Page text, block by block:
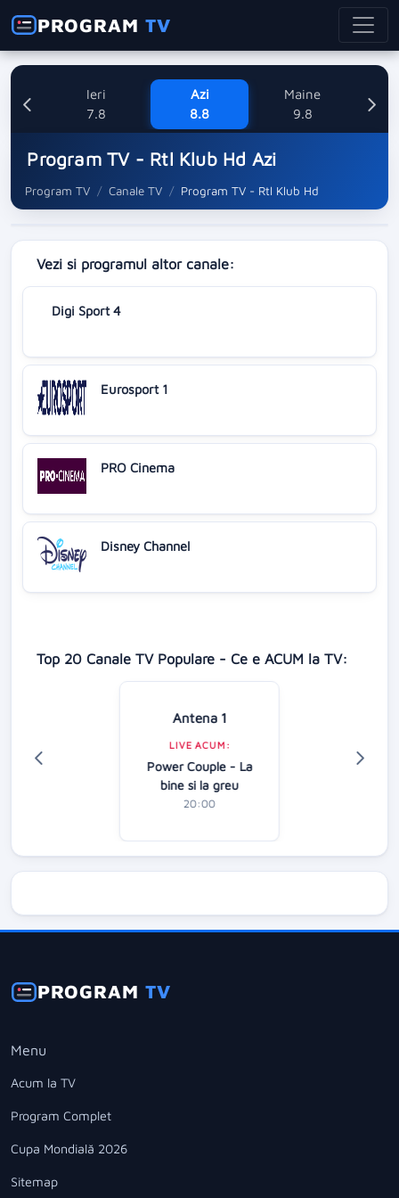
PROGRAMTV
Ieri
7.8
Azi
8.8
Maine
9.8
Program TV - Rtl Klub Hd Azi
Program TV Canale TV Program TV - Rtl Klub Hd
Vezi si programul altor canale:
Digi Sport 4
Eurosport 1
PRO Cinema
Disney Channel
Top 20 Canale TV Populare - Ce e ACUM la TV:
Antena 1
LIVE ACUM:
Power Couple - La
bine si la greu
20:00
PROGRAMTV
Menu
Acum la TV
Program Complet
Cupa Mondială 2026
Sitemap